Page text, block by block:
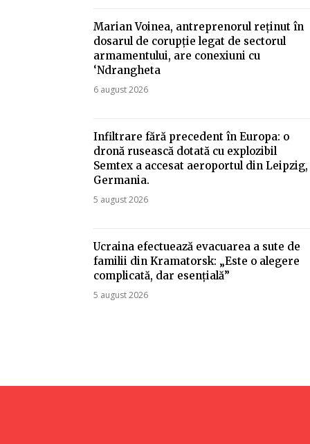
Marian Voinea, antreprenorul reținut în
dosarul de corupție legat de sectorul
armamentului, are conexiuni cu
‘Ndrangheta
6 august 2026
Infiltrare fără precedent în Europa: o
dronă rusească dotată cu explozibil
Semtex a accesat aeroportul din Leipzig,
Germania.
5 august 2026
Ucraina efectuează evacuarea a sute de
familii din Kramatorsk: „Este o alegere
complicată, dar esențială”
5 august 2026